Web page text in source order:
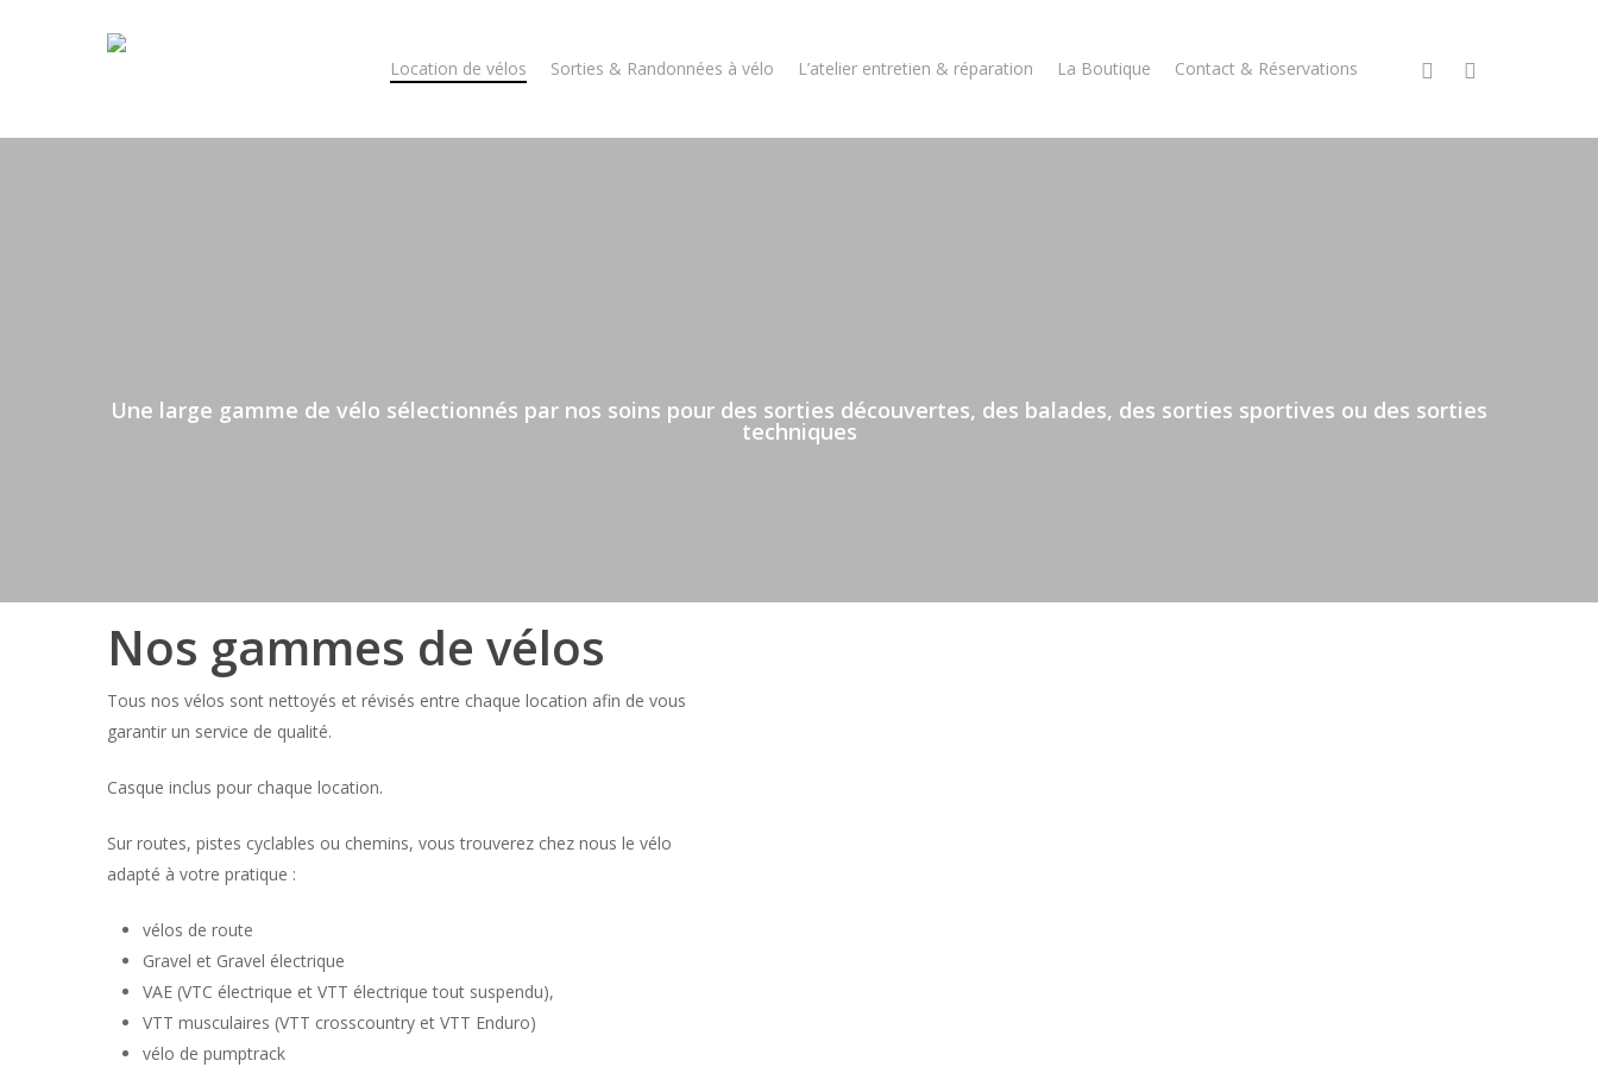
Location de vélos Sorties & Randonnées à vélo L’atelier entretien & réparation La Boutique Contact & Réservations facebookinstagram
Une large gamme de vélo sélectionnés par nos soins pour des sorties découvertes, des balades, des sorties sportives ou des sorties
techniques
Nos gammes de vélos
Tous nos vélos sont nettoyés et révisés entre chaque location afin de vous
garantir un service de qualité.
Casque inclus pour chaque location.
Sur routes, pistes cyclables ou chemins, vous trouverez chez nous le vélo
adapté à votre pratique :
vélos de route
Gravel et Gravel électrique
VAE (VTC électrique et VTT électrique tout suspendu),
VTT musculaires (VTT crosscountry et VTT Enduro)
vélo de pumptrack